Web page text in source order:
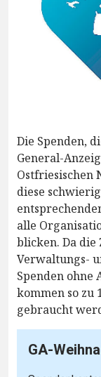
Die Spenden,
General-
Ostfriesischen
diese
alle
blicken. Da
Verwaltungs-
Spenden ohne
kommen so zu
gebraucht
GA-